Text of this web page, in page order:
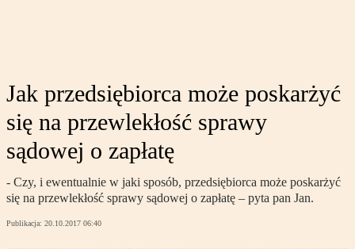
Jak przedsiębiorca może poskarżyć
się na przewlekłość sprawy
sądowej o zapłatę
- Czy, i ewentualnie w jaki sposób, przedsiębiorca może poskarżyć
się na przewlekłość sprawy sądowej o zapłatę – pyta pan Jan.
Publikacja: 20.10.2017 06:40